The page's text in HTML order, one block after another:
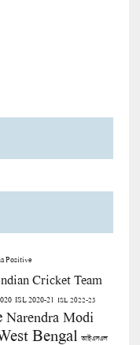
Positive
Cricket Team
ISL 2020-21 ISL 2022-23
Narendra Modi
Bengal আইএসএল